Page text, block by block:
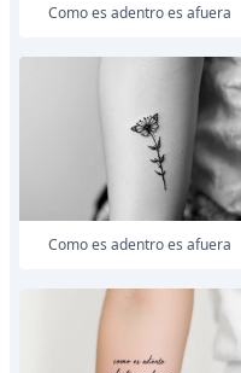
como es adentro es afuera
como es adentro es afuera